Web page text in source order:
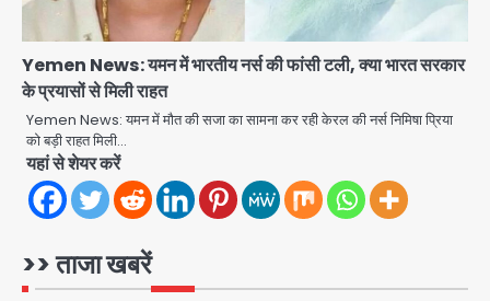
Yemen News: यमन में भारतीय नर्स की फांसी टली, क्या भारत सरकार
के प्रयासों से मिली राहत
Yemen News: यमन में मौत की सजा का सामना कर रही केरल की नर्स निमिषा प्रिया
को बड़ी राहत मिली…
यहां से शेयर करें
>> ताजा खबरें
1
Har Ghar Tiranga Campaign:
गौतमबुद्धनगर में 9 से 17 अगस्त तक चलेगा जन-
बैठक
2
एंटी-बर्गलरी सेल की बड़ी कामयाबी, चोरी के
माल की खरीद-फरोख्त करने वाले गिरोह का